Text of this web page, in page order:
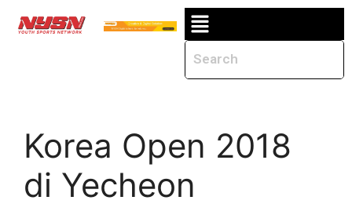
Korea Open 2018
di Yecheon